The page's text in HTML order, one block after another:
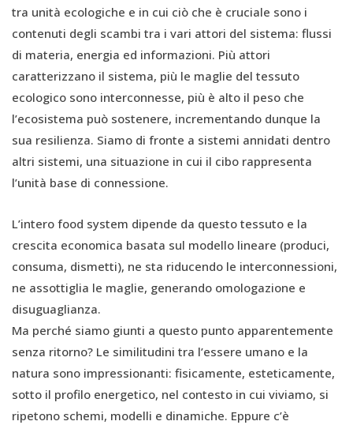
tra unità ecologiche e in cui ciò che è cruciale sono i
contenuti degli scambi tra i vari attori del sistema: flussi
di materia, energia ed informazioni. Più attori
caratterizzano il sistema, più le maglie del tessuto
ecologico sono interconnesse, più è alto il peso che
l’ecosistema può sostenere, incrementando dunque la
sua resilienza. Siamo di fronte a sistemi annidati dentro
altri sistemi, una situazione in cui il cibo rappresenta
l’unità base di connessione.
L’intero food system dipende da questo tessuto e la
crescita economica basata sul modello lineare (produci,
consuma, dismetti), ne sta riducendo le interconnessioni,
ne assottiglia le maglie, generando omologazione e
disuguaglianza.
Ma perché siamo giunti a questo punto apparentemente
senza ritorno? Le similitudini tra l’essere umano e la
natura sono impressionanti: fisicamente, esteticamente,
sotto il profilo energetico, nel contesto in cui viviamo, si
ripetono schemi, modelli e dinamiche. Eppure c’è